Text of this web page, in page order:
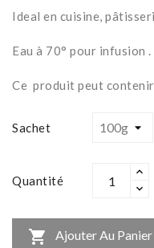
Ideal en cuisine,
Eau à 70° pour infusion .
Ce produit peut
Sachet
Quantité
 Ajouter Au Panier